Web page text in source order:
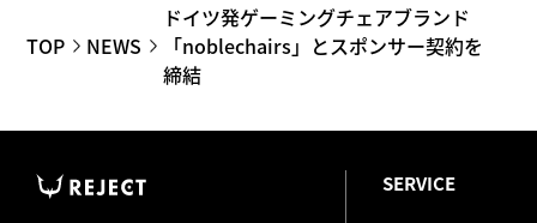
TOP NEWS
ドイツ発ゲーミングチェアブランド
「noblechairs」とスポンサー契約を
締結
SERVICE